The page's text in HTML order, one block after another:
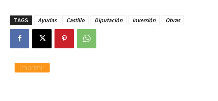
TAGS Ayudas Castillo Diputación Inversión Obras
Imprimir